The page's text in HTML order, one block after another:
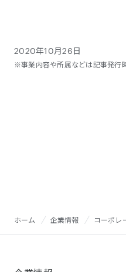
2020年10月26日
※事業内容や所属などは記事発行
ホーム 企業情報 コーポレ